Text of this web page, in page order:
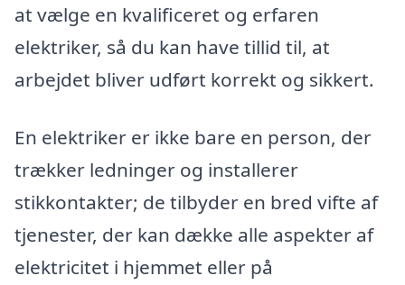
at vælge en kvalificeret og erfaren
elektriker, så du kan have tillid til, at
arbejdet bliver udført korrekt og sikkert.
En elektriker er ikke bare en person, der
trækker ledninger og installerer
stikkontakter; de tilbyder en bred vifte af
tjenester, der kan dække alle aspekter af
elektricitet i hjemmet eller på